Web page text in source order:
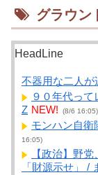
グラウン
HeadLine
不器用な二人
９０年代っ
Z NEW! (8/6 16:05)
モンハン自
16:05)
【政治】野
「財源示せ」 /